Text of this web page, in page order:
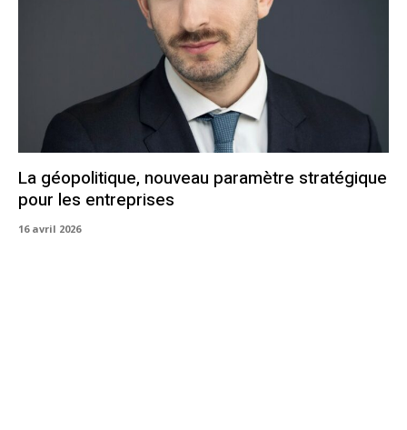
La géopolitique, nouveau paramètre stratégique
pour les entreprises
16 avril 2026